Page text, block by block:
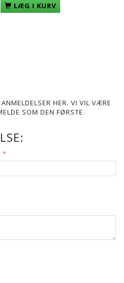
LÆG I KURV
HER. VI VIL VÆRE
SOM DEN FØRSTE.